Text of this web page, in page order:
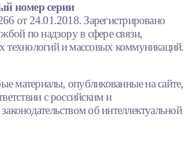
номер серии
от 24.01.2018. Зарегистрировано
по надзору в сфере связи,
и массовых коммуникаций.
материалы, опубликованные на сайте,
с российским и
об интеллектуальной